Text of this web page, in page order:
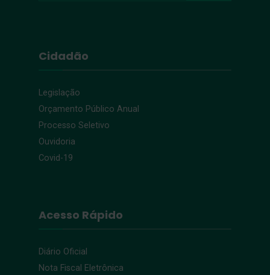
Cidadão
Legislação
Orçamento Público Anual
Processo Seletivo
Ouvidoria
Covid-19
Acesso Rápido
Diário Oficial
Nota Fiscal Eletrônica